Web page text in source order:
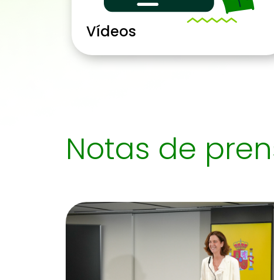
Vídeos
Notas de